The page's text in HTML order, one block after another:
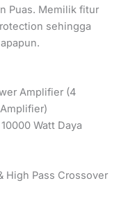
Puas. Memilik fitur
sehingga
Amplifier (4
Watt Daya
High Pass Crossover